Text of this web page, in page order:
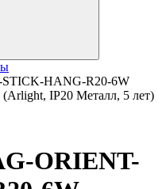
HANG-R20-6W
IP20 Металл, 5 лет)
ORIENT-